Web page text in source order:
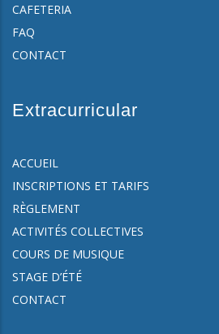
CAFETERIA
FAQ
CONTACT
Extracurricular
ACCUEIL
INSCRIPTIONS ET TARIFS
RÈGLEMENT
ACTIVITÉS COLLECTIVES
COURS DE MUSIQUE
STAGE D’ÉTÉ
CONTACT